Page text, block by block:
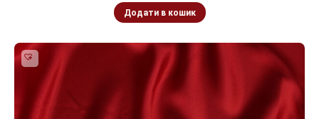
Додати в кошик